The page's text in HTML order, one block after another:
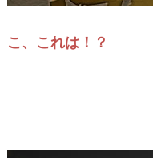
こ、これは！？